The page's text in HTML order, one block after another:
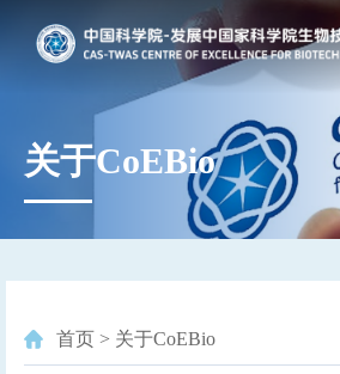
关于CoEBio
首页 > 关于CoEBio